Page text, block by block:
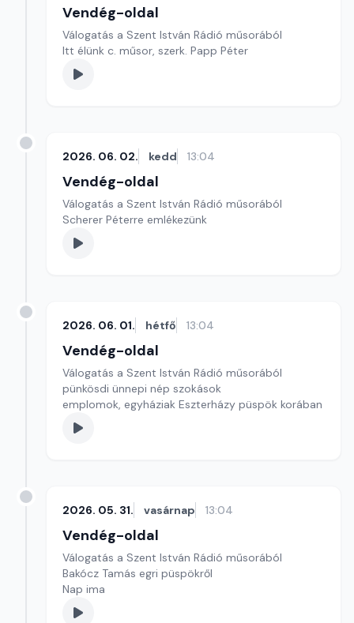
Vendég-oldal
Válogatás a Szent István Rádió műsorából
Itt élünk c. műsor, szerk. Papp Péter
2026. 06. 02. kedd 13:04
Vendég-oldal
Válogatás a Szent István Rádió műsorából
Scherer Péterre emlékezünk
2026. 06. 01. hétfő 13:04
Vendég-oldal
Válogatás a Szent István Rádió műsorából
pünkösdi ünnepi nép szokások
emplomok, egyháziak Eszterházy püspök korában
2026. 05. 31. vasárnap 13:04
Vendég-oldal
Válogatás a Szent István Rádió műsorából
Bakócz Tamás egri püspökről
Nap ima